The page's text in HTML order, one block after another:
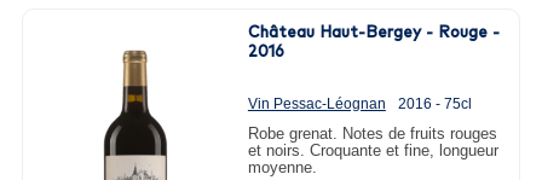
Château Haut-Bergey - Rouge -
2016
Vin Pessac-Léognan 2016 - 75cl
Robe grenat. Notes de fruits rouges
et noirs. Croquante et fine, longueur
moyenne.